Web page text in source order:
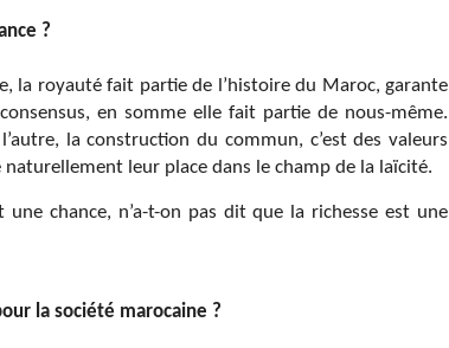
?
la royauté fait partie de l’histoire du Maroc, garante
en somme elle fait partie de nous-même.
la construction du commun, c’est des valeurs
leur place dans le champ de la laïcité.
chance, n’a-t-on pas dit que la richesse est une
la société marocaine ?